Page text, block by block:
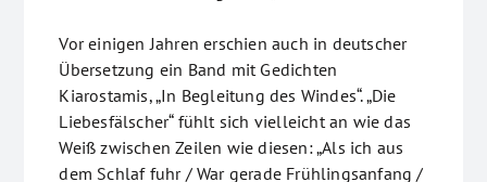
Vor einigen Jahren erschien auch in deutscher
Übersetzung ein Band mit Gedichten
Kiarostamis, „In Begleitung des Windes“. „Die
Liebesfälscher“ fühlt sich vielleicht an wie das
Weiß zwischen Zeilen wie diesen: „Als ich aus
dem Schlaf fuhr / War gerade Frühlingsanfang /